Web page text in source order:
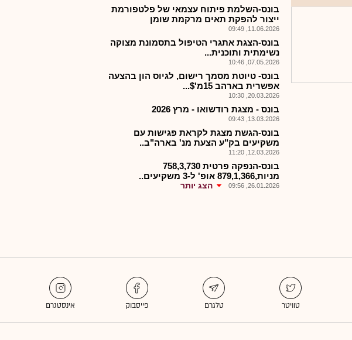
בונס-השלמת פיתוח עצמאי של פלטפורמת
ייצור להפקת תאים מרקמת שומן
11.06.2026, 09:49
בונס-הצגת אתגרי הטיפול בתסמונת מצוקה
נשימתית ותוכנית...
07.05.2026, 10:46
בונס- טיוטת מסמך רישום, לגיוס הון בהצעה
אפשרית בארהב 15מ'$...
20.03.2026, 10:30
בונס - מצגת רודשואו - מרץ 2026
13.03.2026, 09:43
בונס-הגשת מצגת לקראת פגישות עם
משקיעים בק"ע הצעת מנ' בארה"ב..
12.03.2026, 11:20
בונס-הנפקה פרטית 758,3,730
מניות,879,1,366 אופ' ל-3 משקיעים..
26.01.2026, 09:56 הצג יותר